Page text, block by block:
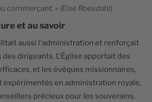
commerçant. » (Else Roesdahl)
et au savoir
aussi l'administration et renforçait
des dirigeants. L'Église apportait des
et les évêques missionnaires,
expérimentés en administration royale,
précieux pour les souverains.